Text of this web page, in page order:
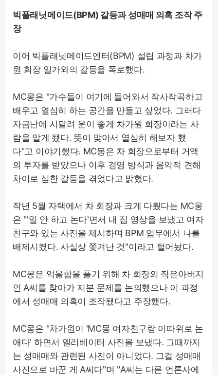
빅플래닛메이드(BPM) 갈등과 성매매 의혹 조작 주
장
이어 빅플래닛메이드엔터(BPM) 설립 과정과 차가
원 회장 일가와의 갈등을 폭로했다.
MC몽은 "가수들이 여기에 들어와서 작사작곡하고
배우고 열심히 하는 공간을 만들고 싶었다. 그러다
자금난에 시달려 운이 좋게 차가원 회장이라는 사
람을 알게 됐다. 뜻이 맞아서 열심히 해보자 했
다"고 이야기했다. MC몽은 차 회장으로부터 거액
의 투자를 받았으나 이후 경영 방식과 음악적 견해
차이로 심한 갈등을 겪었다고 밝혔다.
작년 5월 자택에서 차 회장과 크게 다퉜다는 MC몽
은 "'일 안 하고 논다'면서 내 집 영상을 보냈고 여자
친구와 있는 사진을 제시하며 BPM 업무에서 나를
배제시켰다. 사실상 쫓겨난 것"이라고 털어놨다.
MC몽은 억울함을 풀기 위해 차 회장의 작은아버지
인 A씨를 찾아가 지분 문제를 논의했으나 이 과정
에서 성매매 의혹이 조작됐다고 주장했다.
MC몽은 "차가원이 'MC몽 여자친구랑 이따위로 논
애다' 하면서 엘리베이터 사진을 보냈다. 그때까지
는 성매매와 관련된 사진이 아니었다. 그걸 성매매
사진으로 바꾼 게 A씨다"며 "A씨는 다른 언론사에